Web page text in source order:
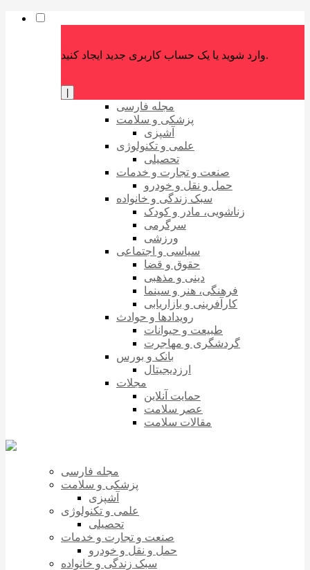
وارد شوید یا یک حساب کاربری جدید ایجاد کنید.
مجله فارسی
پزشکی و سلامت
آشپزی
علمی و تکنولوژی
تحصیلی
صنعت و تجارت و خدمات
حمل و نقل و خودرو
سبک زندگی و خانواده
زناشویی، مادر و کودک
سرگرمی
ورزشی
سیاسی و اجتماعی
حقوق و قضا
دینی و مذهبی
فرهنگی، هنر و سینما
کارآفرینی و بازاریابی
رویدادها و حوادث
طبیعت و حیوانات
گردشگری و مهاجرت
بانک و بورس
ارزدیجیتال
مجلات
حمایت آنلاین
عصر سلامت
مقالات سلامت
مجله فارسی
پزشکی و سلامت
آشپزی
علمی و تکنولوژی
تحصیلی
صنعت و تجارت و خدمات
حمل و نقل و خودرو
سبک زندگی و خانواده